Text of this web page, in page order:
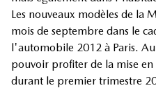
Les nouveaux modèles de la
mois de septembre dans le
l'automobile 2012 à Paris.
pouvoir profiter de la mise
durant le premier trimestre